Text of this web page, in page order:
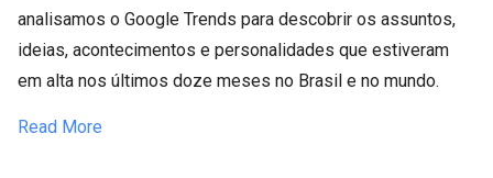
analisamos o Google Trends para descobrir os assuntos,
ideias, acontecimentos e personalidades que estiveram
em alta nos últimos doze meses no Brasil e no mundo.
Read More